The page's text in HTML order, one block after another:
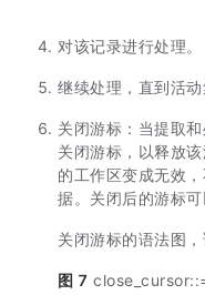
对该记录进行处理。
继续处理，直到活动
关闭游标：当提取
关闭游标，以释放
的工作区变成无效
据。关闭后的游标可
关闭游标的语法图
图 7